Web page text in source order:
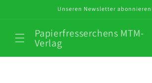
Unseren Newsletter
Papierfresserchens MTM-
Verlag